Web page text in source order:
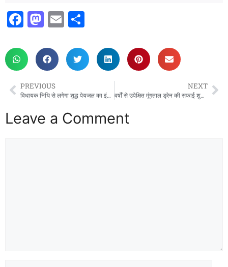
F
c
e
b
o
o
M
st
o
d
o
n
E
ai
l
ar
e
PREVIOUS
विधायक निधि से लगेगा शुद्ध पेयजल का इंतजाम, पहरेमऊ में 270 लीटर आरओ वाटर कूलर का लोकार्पण
NEXT
वर्षों से उपेक्षित मूंगताल ड्रेन की सफाई शुरू, किसानों में खुशी की लहर
Leave a Comment